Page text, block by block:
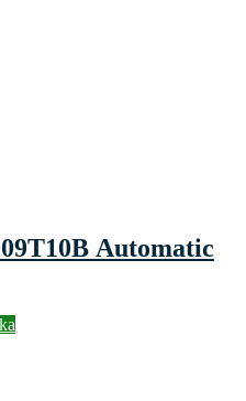
Automatic